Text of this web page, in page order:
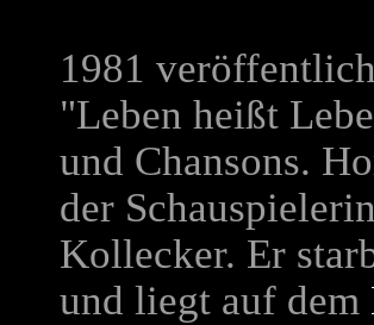
1981
"Leben heißt
und Chansons.
der
Kollecker. Er
und liegt auf dem